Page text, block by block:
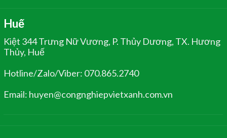
Huế
Kiệt 344 Trưng Nữ Vương, P. Thủy Dương, TX. Hương
Thủy, Huế
Hotline/Zalo/Viber: 070.865.2740
Email: huyen@congnghiepvietxanh.com.vn